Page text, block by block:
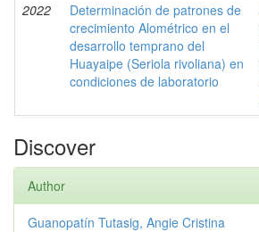
2022
Determinación de patrones de
crecimiento Alométrico en el
desarrollo temprano del
Huayaipe (Seriola rivoliana) en
condiciones de laboratorio
Discover
Author
Guanopatín Tutasig, Angie Cristina